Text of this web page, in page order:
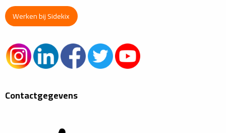
Werken bij Sidekix
Contactgegevens